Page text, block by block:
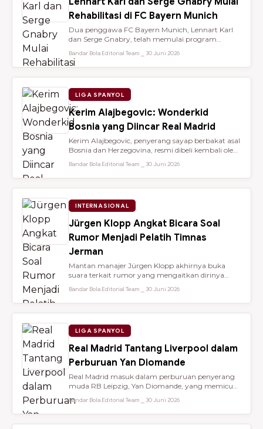
Rehabilitasi di FC Bayern Munich
Dua penggawa FC Bayern Munich, Lennart Karl
dan Serge Gnabry, telah memulai program
Bandar Bola Editorial Team ⎯ 30 Juni 2026
LIGA SPANYOL
Kerim Alajbegovic: Wonderkid
Bosnia yang Diincar Real Madrid
Kerim Alajbegovic, penyerang sayap berbakat asal
Bosnia dan Herzegovina, resmi dibeli kembali oleh
Bandar Bola Editorial Team ⎯ 30 Juni 2026
INTERNASIONAL
Jürgen Klopp Angkat Bicara Soal
Rumor Menjadi Pelatih Timnas
Jerman
Mantan manajer Jürgen Klopp akhirnya buka
suara terkait rumor yang mengaitkan dirinya
Bandar Bola Editorial Team ⎯ 30 Juni 2026
LIGA SPANYOL
Real Madrid Tantang Liverpool dalam
Perburuan Yan Diomande
Real Madrid masuk dalam perburuan penyerang
muda RB Leipzig, Yan Diomande, yang memicu
Bandar Bola Editorial Team ⎯ 30 Juni 2026